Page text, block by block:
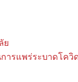
ย
ารแพร่ระบาดโควิ